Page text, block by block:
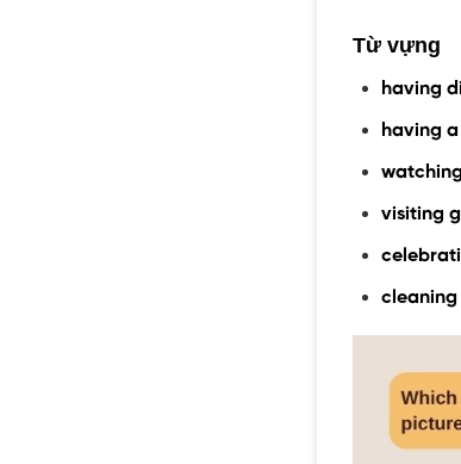
Từ vựng
having
having
visiting
cleaning